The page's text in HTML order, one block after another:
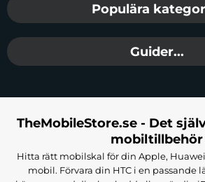
Populära
Guider...
TheMobileStore.se - Det
mobiltillbehör
Hitta rätt mobilskal för din Apple,
mobil. Förvara din HTC i en passande